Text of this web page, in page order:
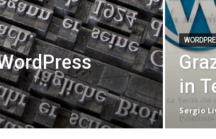
in
Sergio